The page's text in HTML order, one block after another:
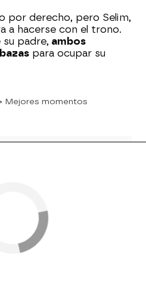
por derecho, pero Selim,
a hacerse con el trono.
padre, ambos
para ocupar su
Mejores momentos